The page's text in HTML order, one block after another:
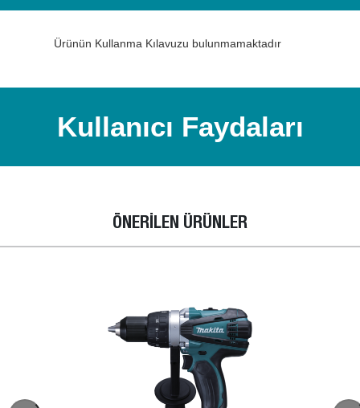
Ürünün Kullanma Kılavuzu bulunmamaktadır
Kullanıcı Faydaları
ÖNERİLEN ÜRÜNLER